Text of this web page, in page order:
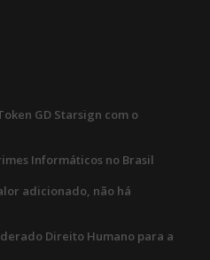
GD Starsign com o
Informáticos no Brasil
adicionado, não há
Direito Humano para a